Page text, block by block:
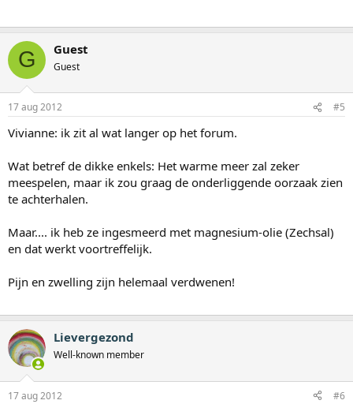
G Guest
Guest
17 aug 2012 #5
Vivianne: ik zit al wat langer op het forum.
Wat betref de dikke enkels: Het warme meer zal zeker
meespelen, maar ik zou graag de onderliggende oorzaak zien
te achterhalen.
Maar.... ik heb ze ingesmeerd met magnesium-olie (Zechsal)
en dat werkt voortreffelijk.
Pijn en zwelling zijn helemaal verdwenen!
Lievergezond
Well-known member
17 aug 2012 #6